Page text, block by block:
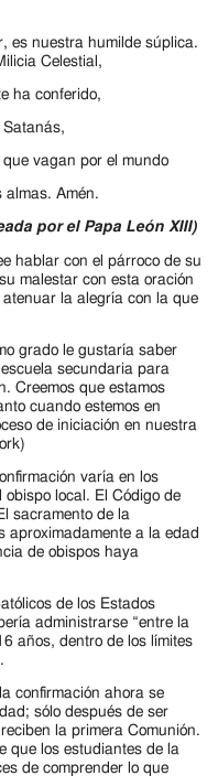
es nuestra humilde súplica.
Celestial,
ha conferido,
Satanás,
vagan por el mundo
almas. Amén.
por el Papa León XIII)
hablar con el párroco de su
malestar con esta oración
la alegría con la que
grado le gustaría saber
secundaria para
Creemos que estamos
cuando estemos en
de iniciación en nuestra
varía en los
obispo local. El Código de
sacramento de la
aproximadamente a la edad
de obispos haya
de los Estados
administrarse “entre la
años, dentro de los límites
confirmación ahora se
sólo después de ser
la primera Comunión.
que los estudiantes de la
de comprender lo que